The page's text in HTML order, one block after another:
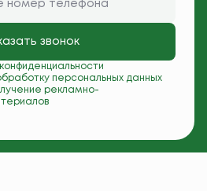
звонок
персональных данных
рекламно-